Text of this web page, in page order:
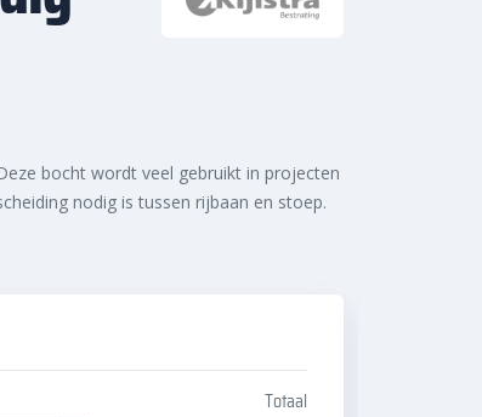
bocht wordt veel gebruikt in projecten
nodig is tussen rijbaan en stoep.
Totaal